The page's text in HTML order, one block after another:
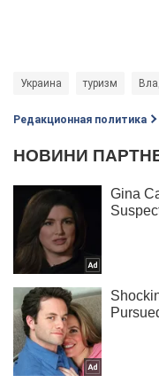
Украина туризм
Редакционная политика